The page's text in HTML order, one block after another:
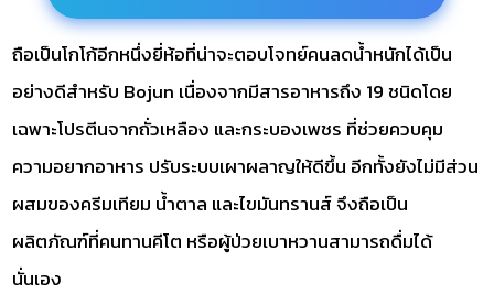
ถือเป็นโกโก้อีกหนึ่งยี่ห้อที่น่าจะตอบโจทย์คนลดน้ำหนักได้เป็น
อย่างดีสำหรับ Bojun เนื่องจากมีสารอาหารถึง 19 ชนิดโดย
เฉพาะโปรตีนจากถั่วเหลือง และกระบองเพชร ที่ช่วยควบคุม
ความอยากอาหาร ปรับระบบเผาผลาญให้ดีขึ้น อีกทั้งยังไม่มีส่วน
ผสมของครีมเทียม น้ำตาล และไขมันทรานส์ จึงถือเป็น
ผลิตภัณฑ์ที่คนทานคีโต หรือผู้ป่วยเบาหวานสามารถดื่มได้
นั่นเอง